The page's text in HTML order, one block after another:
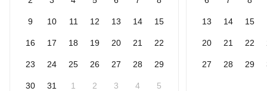
9 10 11 12 13 14 15
16 17 18 19 20 21 22
23 24 25 26 27 28 29
30 31 1 2 3 4 5
13 14 15
20 21 22
27 28 29